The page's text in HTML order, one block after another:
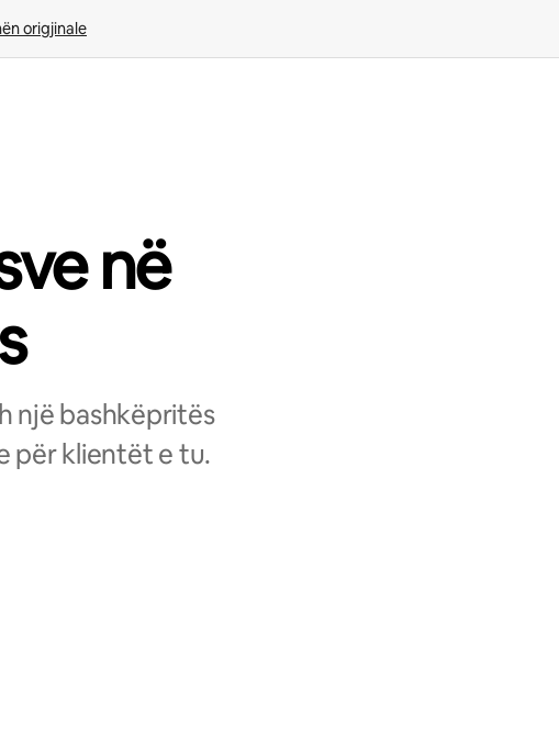
origjinale
në
një bashkëpritës
për klientët e tu.